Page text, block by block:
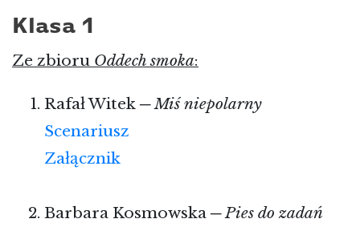
Klasa 1
Ze zbioru Oddech smoka:
Rafał Witek ─Miś niepolarny
Scenariusz
Załącznik
Barbara Kosmowska ─Pies do zadań